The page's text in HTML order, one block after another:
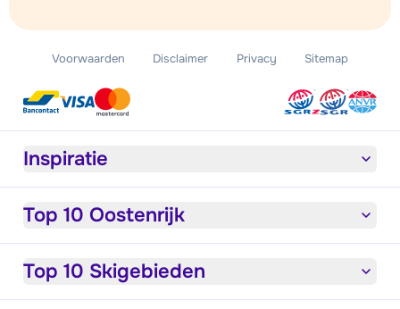
Voorwaarden Disclaimer Privacy Sitemap
Inspiratie
Top 10 Oostenrijk
Top 10 Skigebieden